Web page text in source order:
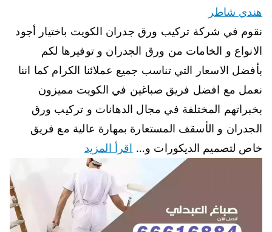
هندي شاطر
نقوم في شركة تركيب ورق جدران الكويت باختيار أجود
الانواع و الخامات من ورق الجدران و توفيرها لكم
بأفضل الاسعار التي تناسب جميع عملائنا الكرام كما اننا
نعمل مع افضل فريق صباغين في الكويت مميزون
بخبراتهم المختلفة في مجال الدهانات و تركيب ورق
الجدران و الأسقف المستعارة بمهارة عالية مع فريق
خاص لتصميم الديكورات و… اقرأ المزيد